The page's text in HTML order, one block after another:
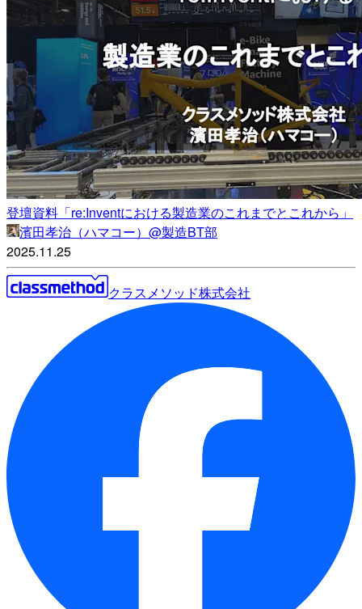
登壇資料「re:Inventにおける製造業のこれまでとこれから」
濱田孝治（ハマコー）@製造BT部
2025.11.25
クラスメソッド株式会社